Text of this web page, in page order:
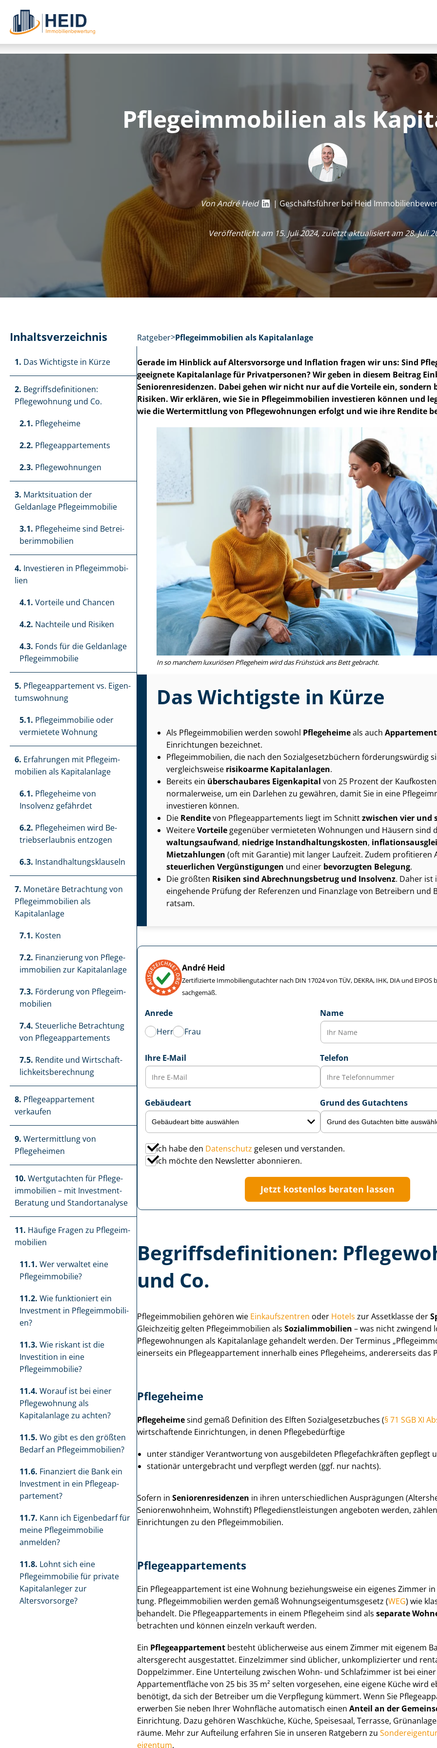
Pfle­ge­im­mo­bi­li­en als
Von André Heid | Geschäftsführer bei Heid
Veröffentlicht am 15. Juli 2024, zuletzt aktualisiert am 28. Juli
In­halts­ver­zeich­nis
1. Das Wichtigste in Kürze
2. Be­griffs­de­fi­ni­tio­nen:
Pflegewohnung und Co.
2.1. Pflegeheime
2.2. Pfle­ge­ap­par­te­ments
2.3. Pflegewohnungen
3. Marktsituation der
Geldanlage Pflegeimmobilie
3.1. Pflegeheime sind Be­trei­
ber­im­mo­bi­li­en
4. Investieren in Pfle­ge­im­mo­bi­
li­en
4.1. Vorteile und Chancen
4.2. Nachteile und Risiken
4.3. Fonds für die Geldanlage
Pflegeimmobilie
5. Pfle­ge­ap­par­te­ment vs. Ei­gen­
tums­woh­nung
5.1. Pflegeimmobilie oder
vermietete Wohnung
6. Erfahrungen mit Pfle­ge­im­
mo­bi­li­en als Kapitalanlage
6.1. Pflegeheime von
Insolvenz gefährdet
6.2. Pflegeheimen wird Be­
triebs­er­laub­nis entzogen
6.3. In­stand­hal­tungs­klau­seln
7. Monetäre Betrachtung von
Pfle­ge­im­mo­bi­li­en als
Kapitalanlage
7.1. Kosten
7.2. Finanzierung von Pfle­ge­
im­mo­bi­li­en zur Kapitalanlage
7.3. Förderung von Pfle­ge­im­
mo­bi­li­en
7.4. Steuerliche Betrachtung
von Pfle­ge­ap­par­te­ments
7.5. Rendite und Wirt­schaft­
lich­keits­be­rech­nung
8. Pfle­ge­ap­par­te­ment
verkaufen
9. Wertermittlung von
Pflegeheimen
10. Wertgutachten für Pfle­ge­
im­mo­bi­li­en – mit Investment-
Beratung und Standortanalyse
11. Häufige Fragen zu Pfle­ge­im­
mo­bi­li­en
11.1. Wer verwaltet eine
Pflegeimmobilie?
11.2. Wie funktioniert ein
Investment in Pfle­ge­im­mo­bi­li­
en?
11.3. Wie riskant ist die
Investition in eine
Pflegeimmobilie?
11.4. Worauf ist bei einer
Pflegewohnung als
Kapitalanlage zu achten?
11.5. Wo gibt es den größten
Bedarf an Pfle­ge­im­mo­bi­li­en?
11.6. Finanziert die Bank ein
Investment in ein Pfle­ge­ap­
par­te­ment?
11.7. Kann ich Eigenbedarf für
meine Pflegeimmobilie
anmelden?
11.8. Lohnt sich eine
Pflegeimmobilie für private
Kapitalanleger zur
Altersvorsorge?
Ratgeber Pfle­ge­im­mo­bi­li­en als Kapitalanlage
Gerade im Hinblick auf Altersvorsorge und Inflation fragen wir uns: Sind
geeignete Kapitalanlage für Privatpersonen? Wir geben in diesem Beitrag
Se­nio­ren­re­si­den­zen. Dabei gehen wir nicht nur auf die Vorteile ein, sondern
Risiken. Wir erklären, wie Sie in Pfle­ge­im­mo­bi­li­en investieren können und
wie die Wertermittlung von Pflegewohnungen erfolgt und wie ihre Rendite
In so manchem luxuriösen Pflegeheim wird das Frühstück ans Bett gebracht.
Das Wichtigste in Kürze
Als Pfle­ge­im­mo­bi­li­en werden sowohl Pflegeheimeals auch
Einrichtungen bezeichnet.
Pfle­ge­im­mo­bi­li­en, die nach den So­zi­al­ge­setz­bü­chern för­de­rungs­wür­dig
vergleichsweise risikoarme Kapitalanlagen.
Bereits ein überschaubares Eigenkapital von 25 Prozent der
normalerweise, um ein Darlehen zu gewähren, damit Sie in eine
investieren können.
Die Renditevon Pfle­ge­ap­par­te­ments liegt im Schnittzwischen vier und
WeitereVorteilegegenüber vermieteten Wohnungen und Häusern sind
wal­tungs­auf­wand, niedrige In­stand­hal­tungs­kos­ten,
Mietzahlungen (oft mit Garantie) mit langer Laufzeit. Zudem profitieren
steuerlichen Vergünstigungen und einer bevorzugten Belegung.
Die größten Risiken sind Ab­rech­nungs­be­trug und Insolvenz. Daher ist
eingehende Prüfung der Referenzen und Finanzlage von Betreibern und
ratsam.
André Heid
Zertifizierte Im­mo­bi­li­en­gut­ach­ter nach DIN 17024 von TÜV, DEKRA, IHK, DIA und
sachgemäß.
Anrede
Herr
Frau
Name
Ihre E-Mail Telefon
Gebäudeart Grund des Gutachtens
Ich habe den Datenschutz gelesen und verstanden.
Ich möchte den Newsletter abonnieren.
Jetzt kostenlos beraten lassen
Be­griffs­de­fi­ni­tio­nen:
und Co.
Pfle­ge­im­mo­bi­li­en gehören wie Einkaufszentren oder Hotels zur Assetklasse der
Gleichzeitig gelten Pfle­ge­im­mo­bi­li­en als So­zi­al­im­mo­bi­li­en – was nicht zwingend
Pflegewohnungen als Kapitalanlage gehandelt werden. Der Terminus
einerseits ein Pfle­ge­ap­par­te­ment innerhalb eines Pflegeheims, andererseits das
Pflegeheime
Pflegeheimesind gemäß Definition des Elften So­zi­al­ge­setz­bu­ches (§ 71 SGB XI
wirtschaftende Einrichtungen, in denen Pfle­ge­be­dürf­ti­ge
unter ständiger Verantwortung von ausgebildeten Pfle­ge­fach­kräf­ten gepflegt
stationär untergebracht und verpflegt werden (ggf. nur nachts).
Sofern in Se­nio­ren­re­si­den­zen in ihren un­ter­schied­li­chen Ausprägungen
Se­nio­ren­wohn­heim, Wohnstift) Pfle­ge­dienst­leis­tun­gen angeboten werden,
Einrichtungen zu den Pfle­ge­im­mo­bi­li­en.
Pfle­ge­ap­par­te­ments
Ein Pfle­ge­ap­par­te­ment ist eine Wohnung beziehungsweise ein eigenes Zimmer
tung. Pfle­ge­im­mo­bi­li­en werden gemäß Woh­nungs­ei­gen­tums­ge­setz (WEG) wie
behandelt. Die Pfle­ge­ap­par­te­ments in einem Pflegeheim sind als separate
betrachten und können einzeln verkauft werden.
Ein Pfle­ge­ap­par­te­mentbesteht üblicherweise aus einem Zimmer mit eigenem
altersgerecht ausgestattet. Einzelzimmer sind üblicher, unkomplizierter und
Doppelzimmer. Eine Unterteilung zwischen Wohn- und Schlafzimmer ist bei
Ap­par­te­ment­flä­che von 25 bis 35 m² selten vorgesehen, eine eigene Küche wird
benötigt, da sich der Betreiber um die Verpflegung kümmert. Wenn Sie
erwerben Sie neben Ihrer Wohnfläche automatisch einen Anteil an der
Einrichtung. Dazu gehören Waschküche, Küche, Speisesaal, Terrasse,
räu­me. Mehr zur Aufteilung erfahren Sie in unseren Ratgebern zu
ei­gen­tum.